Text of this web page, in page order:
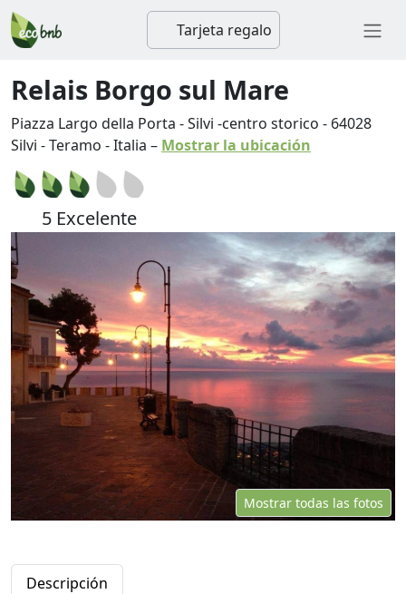
Tarjeta regalo
Relais Borgo sul Mare
Piazza Largo della Porta - Silvi -centro storico - 64028
Silvi -Teramo -Italia – Mostrar la ubicación
5 Excelente
Mostrar todas las fotos
Descripción